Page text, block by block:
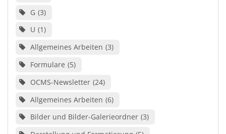
G 3
U 1
Allgemeines Arbeiten 3
Formulare 5
OCMS-Newsletter 24
Allgemeines Arbeiten 6
Bilder und Bilder-Galerieordner 3